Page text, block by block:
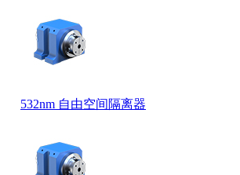
532nm 自由空间隔离器